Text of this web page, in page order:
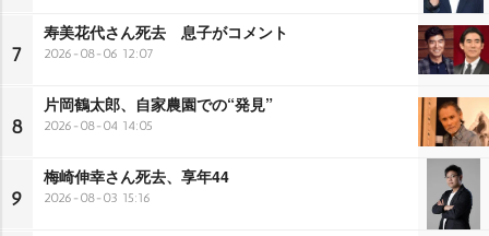
7
寿美花代さん死去 息子がコメント
2026-08-06 12:07
8
片岡鶴太郎、自家農園での“発見”
2026-08-04 14:05
9
梅崎伸幸さん死去、享年44
2026-08-03 15:16